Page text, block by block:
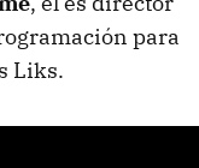
para
Liks.